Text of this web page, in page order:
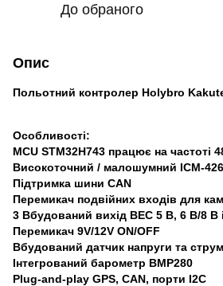
До обраного
Опис
Польотний контролер Holybro
Особливості:
MCU STM32H743 працює на частоті
Високоточний / малошумний ICM-
Підтримка шини CAN
Перемикач подвійних входів для
3 Вбудований вихід BEC 5 В, 6 В/8 В
Перемикач 9V/12V ON/OFF
Вбудований датчик напруги та
Інтегрований барометр BMP280
Plug-and-play GPS, CAN, порти I2C